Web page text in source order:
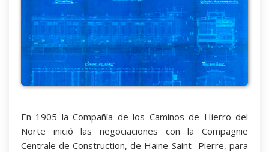
En 1905 la Compañía de los Caminos de Hierro del
Norte inició las negociaciones con la Compagnie
Centrale de Construction, de Haine-Saint- Pierre, para